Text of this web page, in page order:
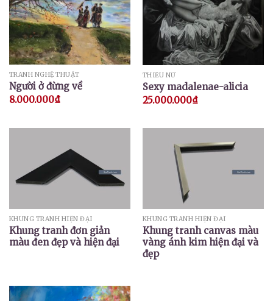
TRANH NGHỆ THUẬT
Người ở đừng về
8.000.000₫
THIẾU NỮ
Sexy madalenae-alicia
25.000.000₫
KHUNG TRANH HIỆN ĐẠI
Khung tranh đơn giản
màu đen đẹp và hiện đại
KHUNG TRANH HIỆN ĐẠI
Khung tranh canvas màu
vàng ánh kim hiện đại và
đẹp